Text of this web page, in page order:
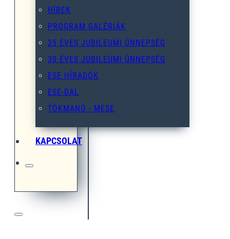
HÍREK
PROGRAM GALÉRIÁK
25 ÉVES JUBILEUMI ÜNNEPSÉG
30 ÉVES JUBILEUMI ÜNNEPSÉG
ESE HÍRADÓK
ESE-DAL
TÖKMANÓ - MESE
KAPCSOLAT